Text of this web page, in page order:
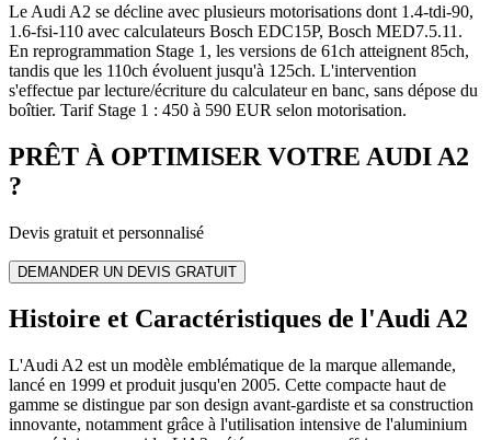
Le Audi A2 se décline avec plusieurs motorisations dont 1.4-tdi-90,
1.6-fsi-110 avec calculateurs Bosch EDC15P, Bosch MED7.5.11.
En reprogrammation Stage 1, les versions de 61ch atteignent 85ch,
tandis que les 110ch évoluent jusqu'à 125ch. L'intervention
s'effectue par lecture/écriture du calculateur en banc, sans dépose du
boîtier. Tarif Stage 1 : 450 à 590 EUR selon motorisation.
PRÊT À OPTIMISER VOTRE AUDI A2
?
Devis gratuit et personnalisé
DEMANDER UN DEVIS GRATUIT
Histoire et Caractéristiques de l'Audi A2
L'Audi A2 est un modèle emblématique de la marque allemande,
lancé en 1999 et produit jusqu'en 2005. Cette compacte haut de
gamme se distingue par son design avant-gardiste et sa construction
innovante, notamment grâce à l'utilisation intensive de l'aluminium